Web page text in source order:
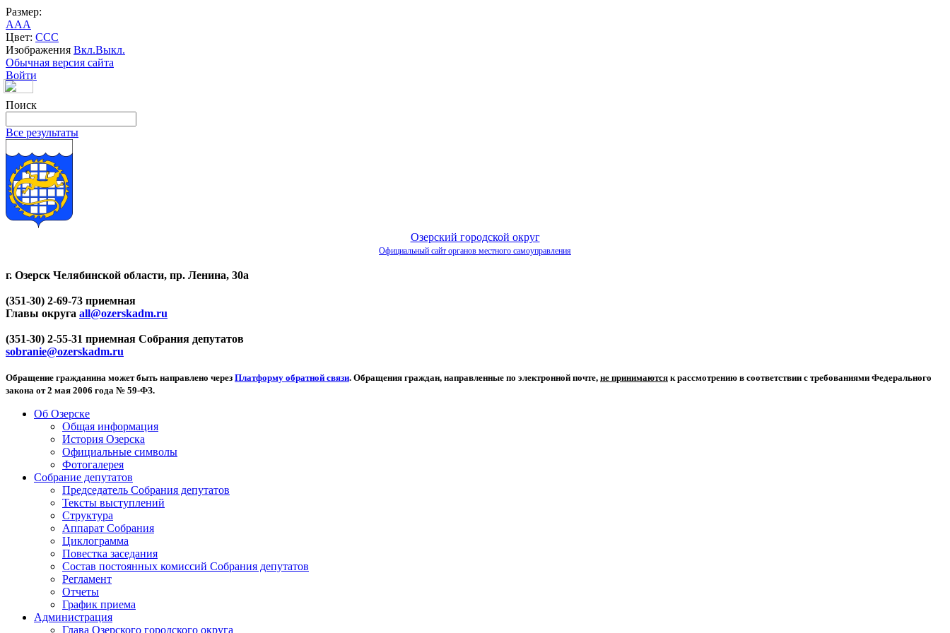
Размер:
AAA
Цвет: CCC
Изображения Вкл.Выкл.
Обычная версия сайта
Войти
Поиск
Все результаты
Озерский городской округ
Официальный сайт органов местного самоуправления
г. Озерск Челябинской области, пр. Ленина, 30а
(351-30) 2-69-73 приемная
Главы округа all@ozerskadm.ru
(351-30) 2-55-31 приемная Собрания депутатов
sobranie@ozerskadm.ru
Обращение гражданина может быть направлено через Платформу обратной связи. Обращения граждан, направленные по электронной почте, не принимаются к рассмотрению в соответствии с требованиями Федерального
закона от 2 мая 2006 года № 59-ФЗ.
Об Озерске
Общая информация
История Озерска
Официальные символы
Фотогалерея
Собрание депутатов
Председатель Собрания депутатов
Тексты выступлений
Структура
Аппарат Собрания
Циклограмма
Повестка заседания
Состав постоянных комиссий Собрания депутатов
Регламент
Отчеты
График приема
Администрация
Глава Озерского городского округа